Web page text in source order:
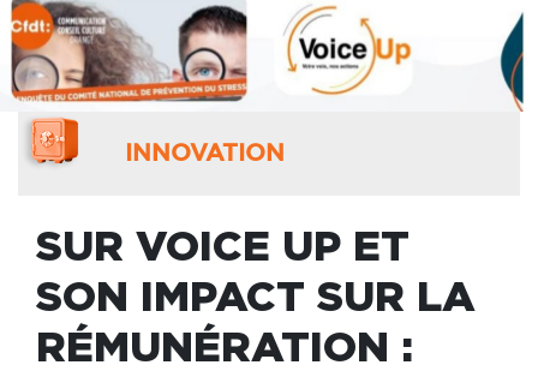
INNOVATION
SUR VOICE UP ET
SON IMPACT SUR LA
RÉMUNÉRATION :